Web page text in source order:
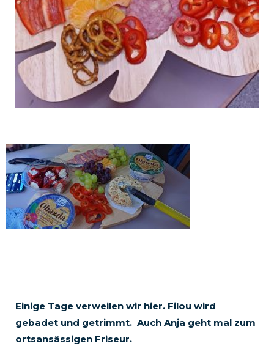
Einige Tage verweilen wir hier. Filou wird
gebadet und getrimmt. Auch Anja geht mal zum
ortsansässigen Friseur.